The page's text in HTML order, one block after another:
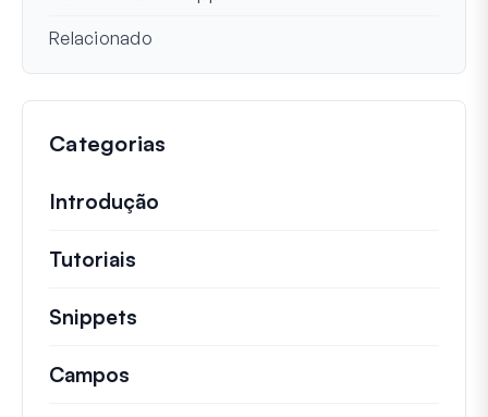
Relacionado
Categorias
Introdução
Tutoriais
Snippets
Campos